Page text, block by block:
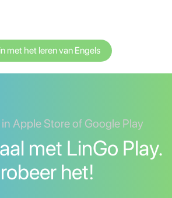
met het leren van Engels
Apple Store of Google Play
met LinGo Play.
het!